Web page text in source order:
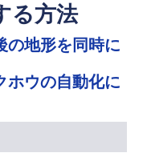
る方法
の地形を同時に
ホウの自動化に